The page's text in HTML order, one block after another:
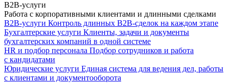
B2B-услуги
Работа с корпоративными клиентами и длинными сделками
B2B-услуги Контроль длинных B2B-сделок на каждом этапе
Бухгалтерские услуги Клиенты, задачи и документы
бухгалтерских компаний в одной системе
HR и подбор персонала Подбор сотрудников и работа
с кандидатами
Юридические услуги Единая система для ведения дел, работы
с клиентами и документооборота